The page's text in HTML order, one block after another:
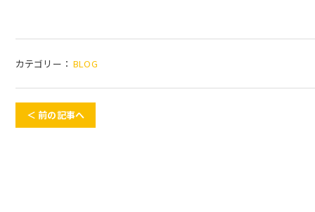
カテゴリー： BLOG
＜ 前の記事へ